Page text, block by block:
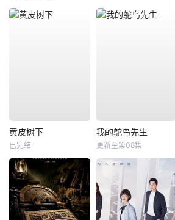
黄皮树下
已完结
我的鸵鸟先生
更新至第08集